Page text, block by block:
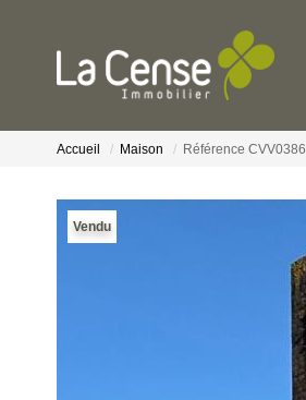
Accueil Maison Référence
Vendu